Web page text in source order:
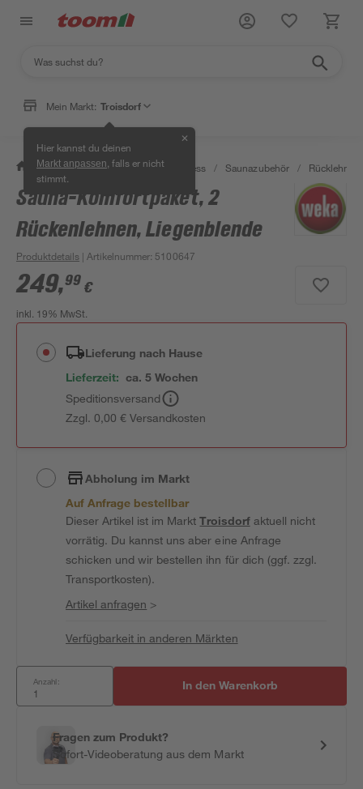
Mein Markt: Troisdorf
Hier kannst du deinen
Markt anpassen , falls er nicht
stimmt.
✕
/ Bad & Sanitär / Sauna & Wellness / Saunazubehör / Rücklehnen
Sauna-Komfortpaket, 2
Rückenlehnen, Liegenblende
Produktdetails | Artikelnummer: 5100647
249,99 €
inkl. 19% MwSt.
Lieferung nach Hause
Lieferzeit: ca. 5 Wochen
Speditionsversand
Zzgl. 0,00 € Versandkosten
Abholung im Markt
Auf Anfrage bestellbar
Dieser Artikel ist im MarktTroisdorfaktuell nicht
vorrätig. Du kannst uns aber eine Anfrage
schicken und wir bestellen ihn für dich (ggf. zzgl.
Transportkosten).
Artikel anfragen >
Verfügbarkeit in anderen Märkten
Anzahl: In den Warenkorb
Fragen zum Produkt?
Sofort-Videoberatung aus dem Markt